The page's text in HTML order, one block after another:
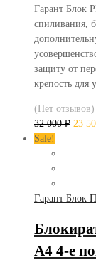
Гарант Блок
спиливания,
защиту от
крепость для
(Нет отзывов)
32 000₽ 23
Sale!
Гарант Блок
A4 4-е